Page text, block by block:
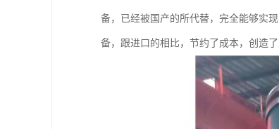
备，已经被国产的所代替，完全能够实
备，跟进口的相比，节约了成本，创造了